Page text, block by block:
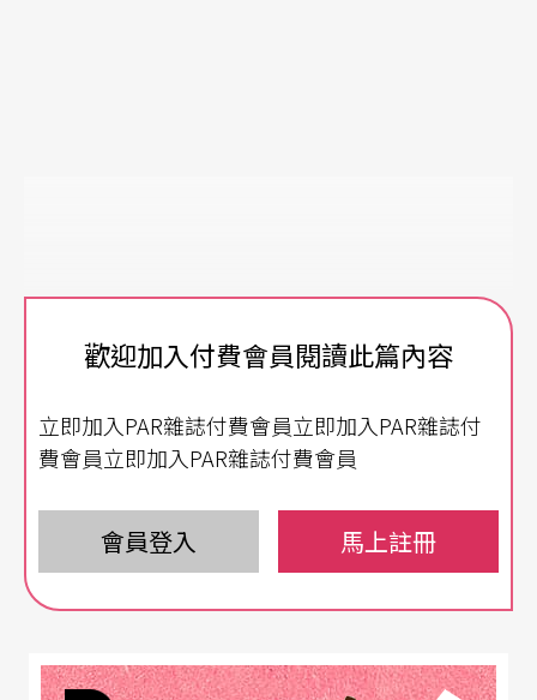
歡迎加入付費會員閱讀此篇內容
立即加入PAR雜誌付費會員立即加入PAR雜誌付
費會員立即加入PAR雜誌付費會員
會員登入 馬上註冊